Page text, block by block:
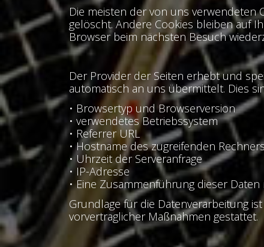
Die meisten der von uns verwendeten
gelöscht. Andere Cookies bleiben auf
Browser beim nächsten Besuch
Der Provider der Seiten erhebt und
automatisch an uns übermittelt. Dies
• Browsertyp und Browserversion
• verwendetes Betriebssystem
• Referrer URL
• Hostname des zugreifenden
• Uhrzeit der Serveranfrage
• IP-Adresse
• Eine Zusammenführung dieser
Grundlage für die Datenverarbeitung
vorvertraglicher Maßnahmen gestattet.